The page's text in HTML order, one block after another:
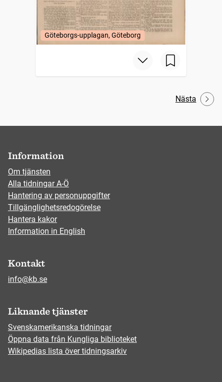
Göteborgs-upplagan, Göteborg
Nästa
Information
Om tjänsten
Alla tidningar A-Ö
Hantering av personuppgifter
Tillgänglighetsredogörelse
Hantera kakor
Information in English
Kontakt
info@kb.se
Liknande tjänster
Svenskamerikanska tidningar
Öppna data från Kungliga biblioteket
Wikipedias lista över tidningsarkiv